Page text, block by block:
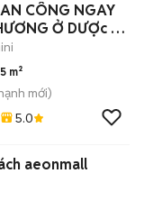
CÔNG NGAY
Ở DƯỢc 2-
m²
mới)
5.0
aeonmall